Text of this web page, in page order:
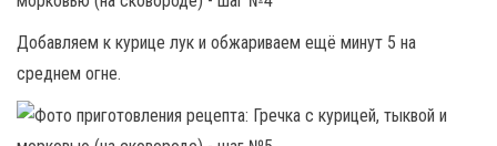
Добавляем к курице лук и обжариваем ещё минут 5 на
среднем огне.